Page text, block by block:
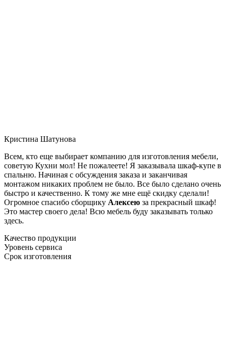
Кристина Шатунова
Всем, кто еще выбирает компанию для изготовления мебели,
советую Кухни мол! Не пожалеете! Я заказывала шкаф-купе в
спальню. Начиная с обсуждения заказа и заканчивая
монтажом никаких проблем не было. Все было сделано очень
быстро и качественно. К тому же мне ещё скидку сделали!
Огромное спасибо сборщику Алексею за прекрасный шкаф!
Это мастер своего дела! Всю мебель буду заказывать только
здесь.
Качество продукции
Уровень сервиса
Срок изготовления